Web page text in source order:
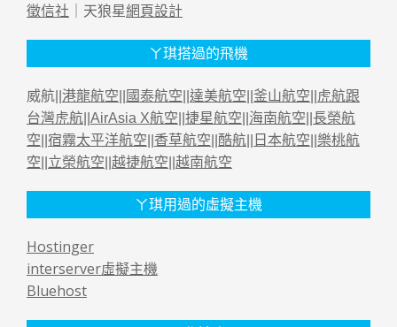
徵信社 ｜天狼星網頁設計
ㄚ琪搭過的飛機
威航|| 港龍航空 國泰航空 達美航空 釜山航空
虎航跟
台灣虎航 AirAsia X航空 捷星航空 海南航空 長榮航
空 宿霧太平洋航空 香草航空 酷航 日本航空 樂桃航
空 立榮航空 越捷航空 越南航空
ㄚ琪用過的虛擬主機
Hostinger
interserver虛擬主機
Bluehost